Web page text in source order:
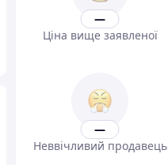
—
Ціна вище заявленої
—
Неввічливий продавець